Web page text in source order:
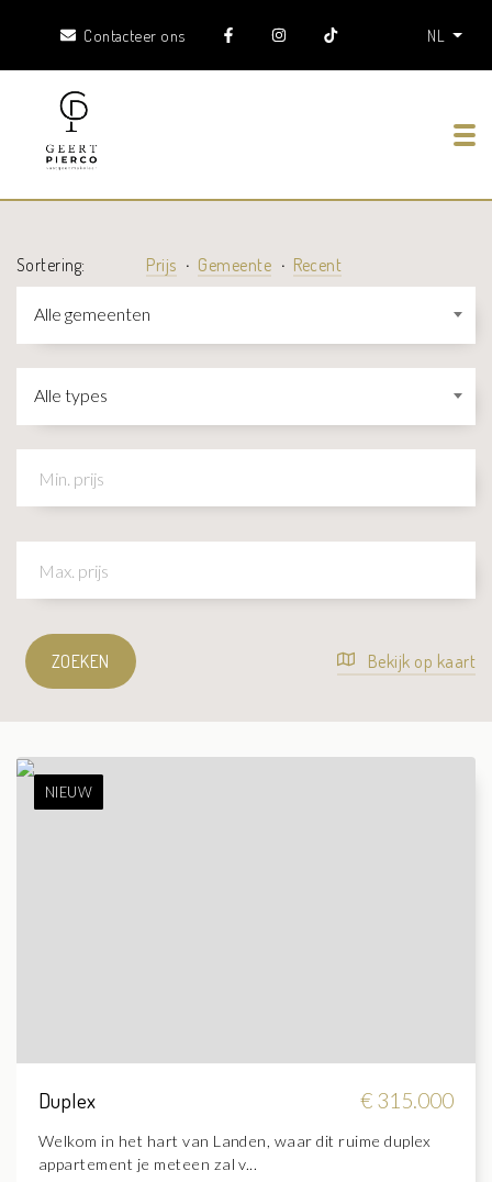
Contacteer ons NL
Sortering: Prijs Gemeente Recent
ZOEKEN Bekijk op kaart
NIEUW
Duplex € 315.000
Welkom in het hart van Landen, waar dit ruime duplex
appartement je meteen zal v...